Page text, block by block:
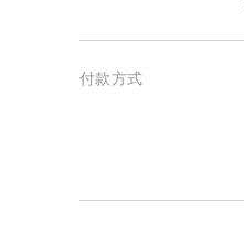
付款方式